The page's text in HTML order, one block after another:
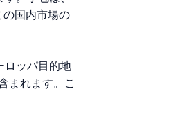
国内市場の
ロッパ目的地
まれます。こ